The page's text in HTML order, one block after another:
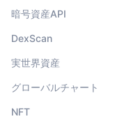
暗号資産API
DexScan
実世界資産
グローバルチャート
NFT